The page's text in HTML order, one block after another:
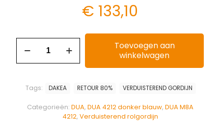
€ 133,10
Toevoegen aan
winkelwagen
Categorieën: DUA, DUA 4212 donker blauw, DUA M8A
4212, Verduisterend rolgordijn
Tags: DAKEA RETOUR 80% VERDUISTEREND GORDIJN